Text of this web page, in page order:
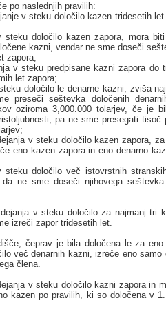
po naslednjih pravilih:
v steku določilo kazen tridesetih
določilo kazen zapora, mora
kazni, vendar ne sme doseči
zapora;
v steku predpisane kazni zapora do
let zapora;
določilo le denarne kazni, zviša
preseči seštevka določenih
oziroma 3,000.000 tolarjev, če je
pa ne sme presegati tisoč
v steku določilo kazen zapora,
eno kazen zapora in eno denarno
določilo več istovrstnih
ne sme doseči njihovega
v steku določilo za najmanj tri
izreči zapor tridesetih let.
čeprav je bila določena le za
več denarnih kazni, izreče eno samo
člena.
v steku določilo kazni zapora in
kazen po pravilih, ki so določena v